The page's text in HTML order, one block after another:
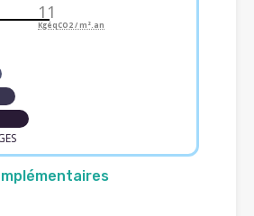
11
KgéqCO2 / m².an